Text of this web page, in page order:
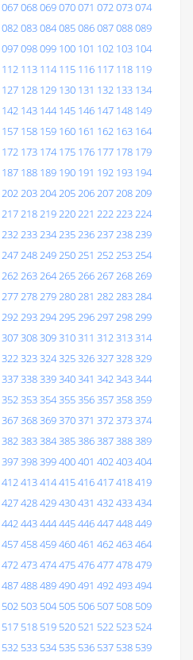
067068069070071 072073074
082083084085086087088089
097098099 100 101 102 103 104
112 113 114 115 116 117 118 119
127 128 129 130 131 132 133 134
142 143 144 145 146 147 148 149
157 158 159 160 161 162 163 164
172 173 174 175 176 177 178 179
187 188 189 190 191 192 193 194
202203204205206207208209
217218219220221 222223224
232233234235236237238239
247248249250251 252253254
262263264265266267268269
277278279280281 282283284
292293294295296297298299
307308309310311 312313314
322323324325326327328329
337338339340341 342343344
352353354355356357358359
367368369370371 372373374
382383384385386387388389
397398399400401 402403404
412413414415416417418419
427428429430431 432433434
442443444445446447448449
457458459460461 462463464
472473474475476477478479
487488489490491 492493494
502 503 504 505 506 507 508 509
517 518 519 520 521 522 523 524
532 533 534 535 536 537 538 539